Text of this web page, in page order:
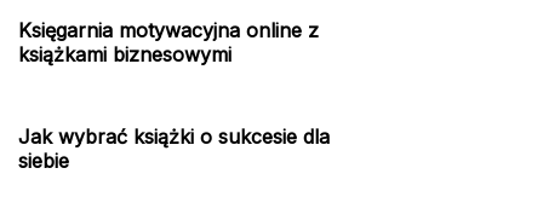
Księgarnia motywacyjna online z
książkami biznesowymi
Jak wybrać książki o sukcesie dla
siebie